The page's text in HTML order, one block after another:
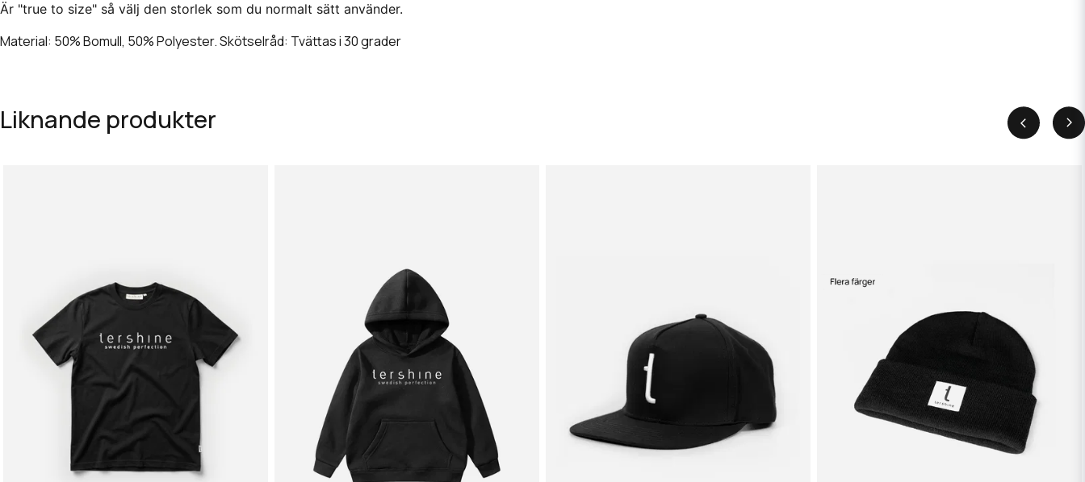
Är "true to size" så välj den storlek som du normalt sätt använder.
Material: 50% Bomull, 50% Polyester. Skötselråd: Tvättas i 30 grader
Liknande produkter